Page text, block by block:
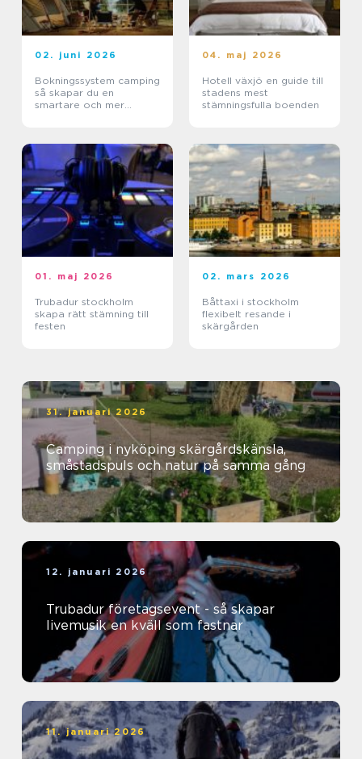
02. juni 2026
Bokningssystem camping
så skapar du en
smartare och mer
04. maj 2026
Hotell växjö en guide till
stadens mest
stämningsfulla boenden
01. maj 2026
Trubadur stockholm
skapa rätt stämning till
festen
02. mars 2026
Båttaxi i stockholm
flexibelt resande i
skärgården
31. januari 2026
Camping i nyköping skärgårdskänsla,
småstadspuls och natur på samma gång
12. januari 2026
Trubadur företagsevent - så skapar
livemusik en kväll som fastnar
11. januari 2026